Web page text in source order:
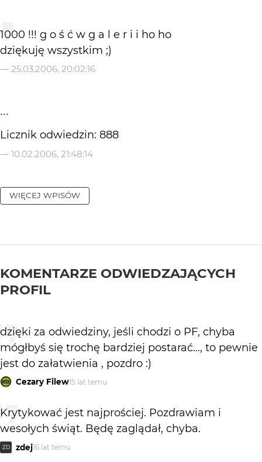
1000 !!! g o ś ć w g a l e r i i ho ho
dziękuję wszystkim ;)
— 25.03.2006, 20:02:16
...
Licznik odwiedzin: 888
— 10.02.2006, 21:48:14
WIĘCEJ WPISÓW
KOMENTARZE ODWIEDZAJĄCYCH
PROFIL
dzięki za odwiedziny, jeśli chodzi o PF, chyba
mógłbyś się trochę bardziej postarać..., to pewnie
jest do załatwienia , pozdro :)
Cezary Filew15 lat temu
Krytykować jest najprościej. Pozdrawiam i
wesołych świąt. Będę zaglądał, chyba.
ZD zdej16 lat temu